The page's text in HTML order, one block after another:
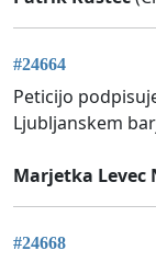
#24664
Peticijo
Ljubljanskem
Marjetka Levec
#24668